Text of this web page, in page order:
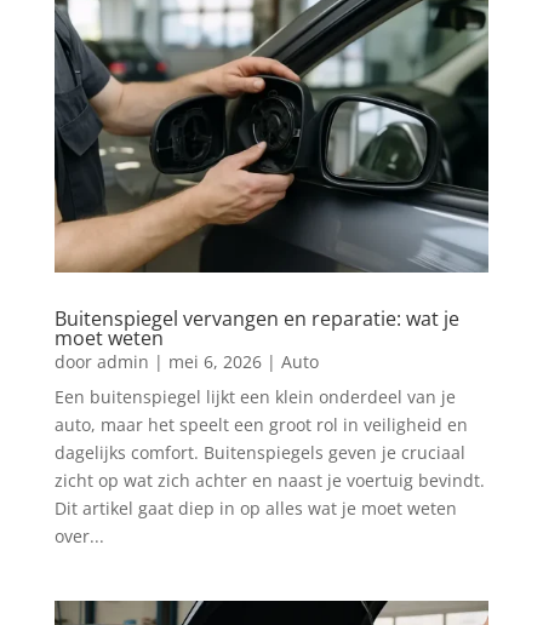
Buitenspiegel vervangen en reparatie: wat je
moet weten
door admin | mei 6, 2026| Auto
Een buitenspiegel lijkt een klein onderdeel van je
auto, maar het speelt een groot rol in veiligheid en
dagelijks comfort. Buitenspiegels geven je cruciaal
zicht op wat zich achter en naast je voertuig bevindt.
Dit artikel gaat diep in op alles wat je moet weten
over...